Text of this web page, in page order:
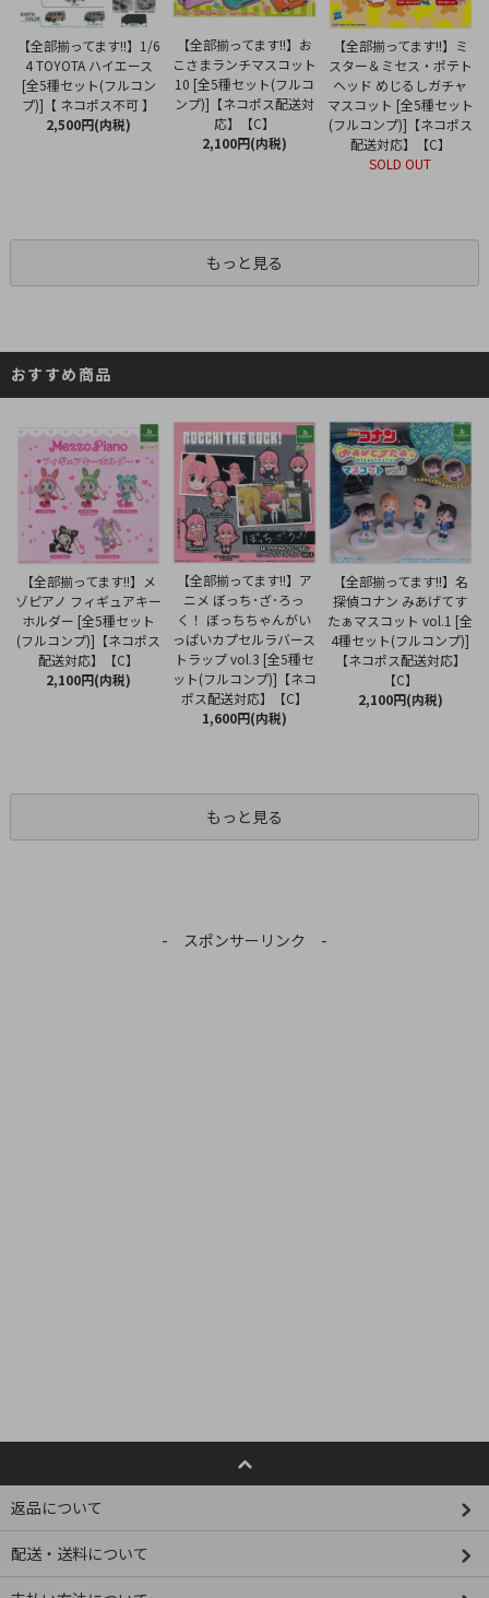
【全部揃ってます!!】1/6
4 TOYOTA ハイエース
[全5種セット(フルコン
プ)]【 ネコポス不可 】
2,500円(内税)
【全部揃ってます!!】お
こさまランチマスコット
10 [全5種セット(フルコ
ンプ)]【ネコポス配送対
応】【C】
2,100円(内税)
【全部揃ってます!!】ミ
スター＆ミセス・ポテト
ヘッド めじるしガチャ
マスコット [全5種セット
(フルコンプ)]【ネコポス
配送対応】【C】
SOLD OUT
もっと見る
おすすめ商品
【全部揃ってます!!】メ
ゾピアノ フィギュアキー
ホルダー [全5種セット
(フルコンプ)]【ネコポス
配送対応】【C】
2,100円(内税)
【全部揃ってます!!】ア
ニメ ぼっち･ざ･ろっ
く！ ぼっちちゃんがい
っぱいカプセルラバース
トラップ vol.3 [全5種セ
ット(フルコンプ)]【ネコ
ポス配送対応】【C】
1,600円(内税)
【全部揃ってます!!】名
探偵コナン みあげてす
たぁマスコット vol.1 [全
4種セット(フルコンプ)]
【ネコポス配送対応】
【C】
2,100円(内税)
もっと見る
- スポンサーリンク -
返品について
配送・送料について